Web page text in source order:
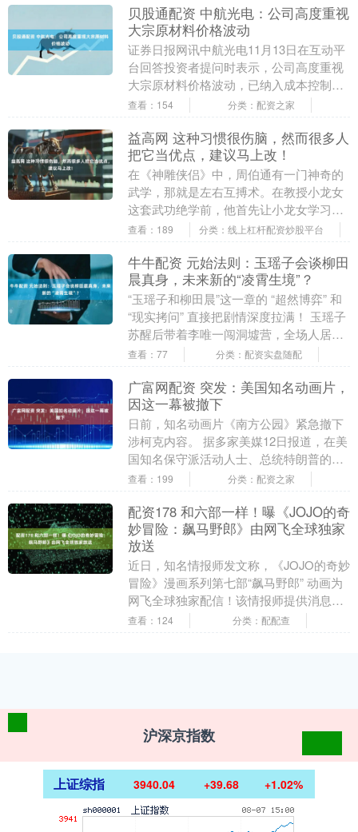
贝股通配资 中航光电：公司高度重视
大宗原材料价格波动
证券日报网讯中航光电11月13日在互动平
台回答投资者提问时表示，公司高度重视
大宗原材料价格波动，已纳入成本控制专
项工作，并在研发端和工艺端进行优化，
查看：154 分类：配资之家
益高网 这种习惯很伤脑，然而很多人
把它当优点，建议马上改！
在《神雕侠侣》中，周伯通有一门神奇的
武学，那就是左右互搏术。在教授小龙女
这套武功绝学前，他首先让小龙女学习
了“左手画圆右手画方”这个动作。相信不
查看：189 分类：线上杠杆配资炒股平台
牛牛配资 元始法则：玉瑶子会谈柳田
晨真身，未来新的“凌霄生境”？
“玉瑶子和柳田晨”这一章的 “超然博弈” 和
“现实拷问” 直接把剧情深度拉满！ 玉瑶子
苏醒后带着李唯一闯洞墟营，全场人居然
看不见她； 和柳田晨真身谈完后，张口....
查看：77 分类：配资实盘随配
广富网配资 突发：美国知名动画片，
因这一幕被撤下
日前，知名动画片《南方公园》紧急撤下
涉柯克内容。 据多家美媒12日报道，在美
国知名保守派活动人士、总统特朗普的政
治盟友查理·柯克被枪杀后，美国知名政治
查看：199 分类：配资之家
配资178 和六部一样！曝《JOJO的奇
妙冒险：飙马野郎》由网飞全球独家
放送
近日，知名情报师发文称，《JOJO的奇妙
冒险》漫画系列第七部“飙马野郎” 动画为
网飞全球独家配信！该情报师提供消息可
靠，此前发布的《败犬女主》第二季、
查看：124 分类：配配查
沪深京指数
上证综指 3940.04 +39.68 +1.02%